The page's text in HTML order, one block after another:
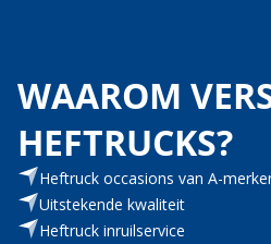
WAAROM
HEFTRUCKS?
Heftruck occasions van A-
Uitstekende kwaliteit
Heftruck inruilservice